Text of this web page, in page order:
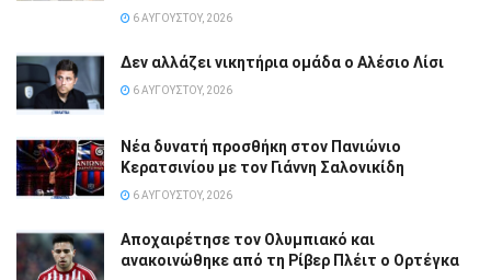
6 ΑΥΓΟΎΣΤΟΥ, 2026
Δεν αλλάζει νικητήρια ομάδα ο Αλέσιο Λίσι
6 ΑΥΓΟΎΣΤΟΥ, 2026
Νέα δυνατή προσθήκη στον Πανιώνιο
Κερατσινίου με τον Γιάννη Σαλονικίδη
6 ΑΥΓΟΎΣΤΟΥ, 2026
Αποχαιρέτησε τον Ολυμπιακό και
ανακοινώθηκε από τη Ρίβερ Πλέιτ ο Ορτέγκα